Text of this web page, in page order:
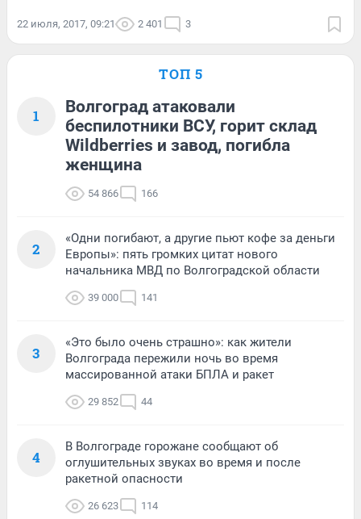
22 июля, 2017, 09:21 2 401 3
ТОП 5
1
Волгоград атаковали
беспилотники ВСУ, горит склад
Wildberries и завод, погибла
женщина
54 866 166
2
«Одни погибают, а другие пьют кофе за деньги
Европы»: пять громких цитат нового
начальника МВД по Волгоградской области
39 000 141
3
«Это было очень страшно»: как жители
Волгограда пережили ночь во время
массированной атаки БПЛА и ракет
29 852 44
4
В Волгограде горожане сообщают об
оглушительных звуках во время и после
ракетной опасности
26 623 114